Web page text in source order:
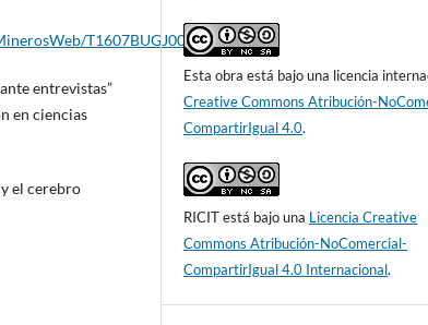
T1607BUGJ0008_01.PDF
entrevistas”
en ciencias
el cerebro
Esta obra está bajo una licencia
Creative Commons Atribución-
CompartirIgual 4.0.
RICIT está bajo una Licencia Creative
Commons Atribución-NoComercial-
CompartirIgual 4.0 Internacional.